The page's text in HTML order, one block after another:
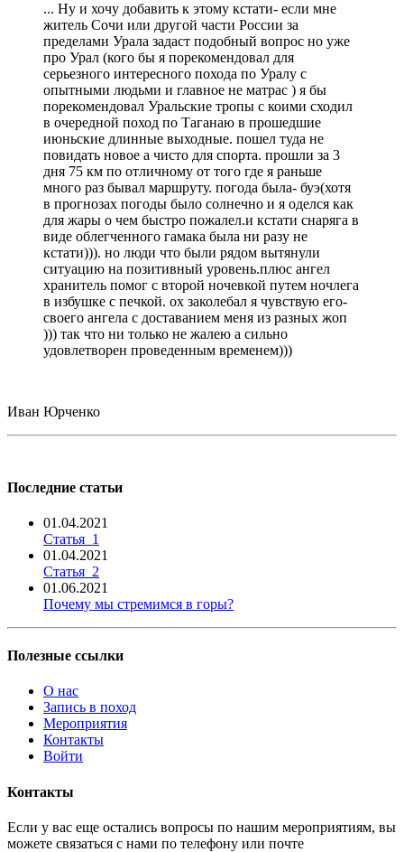
... Ну и хочу добавить к этому кстати- если мне
житель Сочи или другой части России за
пределами Урала задаст подобный вопрос но уже
про Урал (кого бы я порекомендовал для
серьезного интересного похода по Уралу с
опытными людьми и главное не матрас ) я бы
порекомендовал Уральские тропы с коими сходил
в очередной поход по Таганаю в прошедшие
июньские длинные выходные. пошел туда не
повидать новое а чисто для спорта. прошли за 3
дня 75 км по отличному от того где я раньше
много раз бывал маршруту. погода была- буэ(хотя
в прогнозах погоды было солнечно и я оделся как
для жары о чем быстро пожалел.и кстати снаряга в
виде облегченного гамака была ни разу не
кстати))). но люди что были рядом вытянули
ситуацию на позитивный уровень.плюс ангел
хранитель помог с второй ночевкой путем ночлега
в избушке с печкой. ох заколебал я чувствую его-
своего ангела с доставанием меня из разных жоп
))) так что ни только не жалею а сильно
удовлетворен проведенным временем)))
Иван Юрченко
Последние статьи
01.04.2021
Статья_1
01.04.2021
Статья_2
01.06.2021
Почему мы стремимся в горы?
Полезные ссылки
О нас
Запись в поход
Мероприятия
Контакты
Войти
Контакты
Если у вас еще остались вопросы по нашим мероприятиям, вы
можете связаться с нами по телефону или почте